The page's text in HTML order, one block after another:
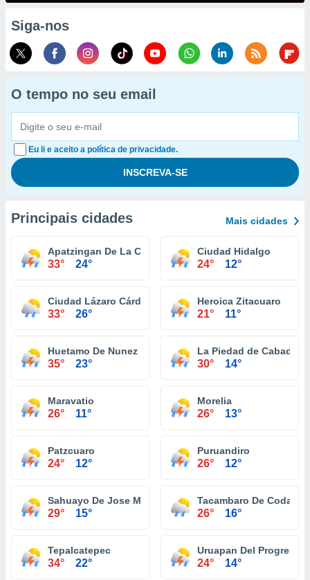
Siga-nos
O tempo no seu email
Eu li e aceito a política de privacidade.
Principais cidades Mais cidades
Apatzingan De La Constitucion
33° 24°
Ciudad Hidalgo
24° 12°
Ciudad Lázaro Cárdenas
33° 26°
Heroica Zitacuaro
21° 11°
Huetamo De Nunez
35° 23°
La Piedad de Cabadas
30° 14°
Maravatio
26° 11°
Morelia
26° 13°
Patzcuaro
24° 12°
Puruandiro
26° 12°
Sahuayo De Jose Maria Morelos
29° 15°
Tacambaro De Codallos
26° 16°
Tepalcatepec
34° 22°
Uruapan Del Progreso
24° 14°